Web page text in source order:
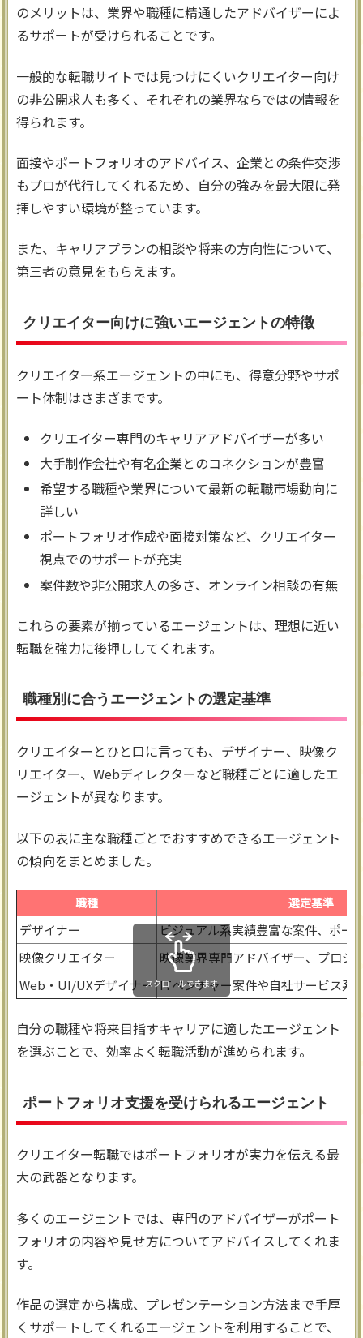
のメリットは、業界や職種に精通したアドバイザーによ
るサポートが受けられることです。
一般的な転職サイトでは見つけにくいクリエイター向け
の非公開求人も多く、それぞれの業界ならではの情報を
得られます。
面接やポートフォリオのアドバイス、企業との条件交渉
もプロが代行してくれるため、自分の強みを最大限に発
揮しやすい環境が整っています。
また、キャリアプランの相談や将来の方向性について、
第三者の意見をもらえます。
クリエイター向けに強いエージェントの特徴
クリエイター系エージェントの中にも、得意分野やサポ
ート体制はさまざまです。
クリエイター専門のキャリアアドバイザーが多い
大手制作会社や有名企業とのコネクションが豊富
希望する職種や業界について最新の転職市場動向に
詳しい
ポートフォリオ作成や面接対策など、クリエイター
視点でのサポートが充実
案件数や非公開求人の多さ、オンライン相談の有無
これらの要素が揃っているエージェントは、理想に近い
転職を強力に後押ししてくれます。
職種別に合うエージェントの選定基準
クリエイターとひと口に言っても、デザイナー、映像ク
リエイター、Webディレクターなど職種ごとに適したエ
ージェントが異なります。
以下の表に主な職種ごとでおすすめできるエージェント
の傾向をまとめました。
職種 選定基準
デザイナー
ビジュアル系実績豊富な案件、ポー
映像クリエイター
映像業界専門アドバイザー、プロジ
Web・UI/UXデザイナー ITベンチャー案件や自社サービス系
スクロールできます
自分の職種や将来目指すキャリアに適したエージェント
を選ぶことで、効率よく転職活動が進められます。
ポートフォリオ支援を受けられるエージェント
クリエイター転職ではポートフォリオが実力を伝える最
大の武器となります。
多くのエージェントでは、専門のアドバイザーがポート
フォリオの内容や見せ方についてアドバイスしてくれま
す。
作品の選定から構成、プレゼンテーション方法まで手厚
くサポートしてくれるエージェントを利用することで、